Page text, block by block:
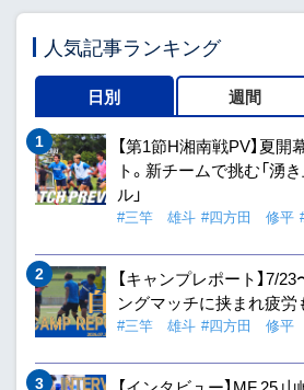
人気記事ランキング
日別 週間
【第1節H湘南戦PV】夏
ト。新チームで挑む「湧
ル」
#三竿 雄斗 #四方田 修平
【キャンプレポート】7/
ングマッチに挟まれ疲労
#三竿 雄斗 #四方田 修平